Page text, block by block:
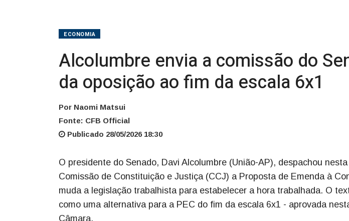
ECONOMIA
Alcolumbre envia a comissão do
da oposição ao fim da escala 6x1
Por Naomi Matsui
Fonte: CFB Official
Publicado 28/05/2026 18:30
O presidente do Senado, Davi Alcolumbre (União-AP), despachou
Comissão de Constituição e Justiça (CCJ) a Proposta de Emenda à
muda a legislação trabalhista para estabelecer a hora trabalhada. O
como uma alternativa para a PEC do fim da escala 6x1 - aprovada
Câmara.